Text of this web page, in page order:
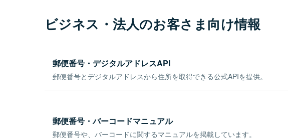
ビジネス・法人のお客さま向け情報
郵便番号・デジタルアドレスAPI
郵便番号とデジタルアドレスから住所を取得できる公式APIを提供。
郵便番号・バーコードマニュアル
郵便番号や、バーコードに関するマニュアルを掲載しています。